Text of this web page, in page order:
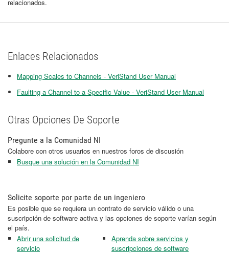
relacionados.
Enlaces Relacionados
Mapping Scales to Channels - VeriStand User Manual
Faulting a Channel to a Specific Value - VeriStand User Manual
Otras Opciones De Soporte
Pregunte a la Comunidad NI
Colabore con otros usuarios en nuestros foros de discusión
Busque una solución en la Comunidad NI
Solicite soporte por parte de un ingeniero
Es posible que se requiera un contrato de servicio válido o una
suscripción de software activa y las opciones de soporte varían según
el país.
Abrir una solicitud de
servicio
Aprenda sobre servicios y
suscripciones de software